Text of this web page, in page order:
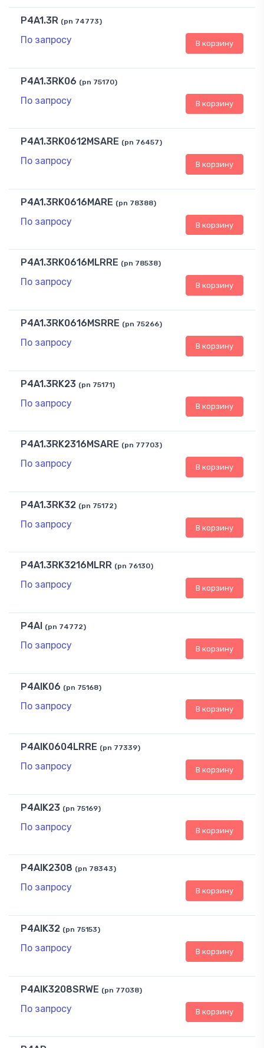
P4A1.3R (pn 74773)
По запросу В корзину
P4A1.3RK06 (pn 75170)
По запросу В корзину
P4A1.3RK0612MSARE (pn 76457)
По запросу В корзину
P4A1.3RK0616MARE (pn 78388)
По запросу В корзину
P4A1.3RK0616MLRRE (pn 78538)
По запросу В корзину
P4A1.3RK0616MSRRE (pn 75266)
По запросу В корзину
P4A1.3RK23 (pn 75171)
По запросу В корзину
P4A1.3RK2316MSARE (pn 77703)
По запросу В корзину
P4A1.3RK32 (pn 75172)
По запросу В корзину
P4A1.3RK3216MLRR (pn 76130)
По запросу В корзину
P4AI (pn 74772)
По запросу В корзину
P4AIK06 (pn 75168)
По запросу В корзину
P4AIK0604LRRE (pn 77339)
По запросу В корзину
P4AIK23 (pn 75169)
По запросу В корзину
P4AIK2308 (pn 78343)
По запросу В корзину
P4AIK32 (pn 75153)
По запросу В корзину
P4AIK3208SRWE (pn 77038)
По запросу В корзину